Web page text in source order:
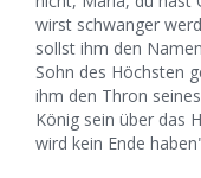
wirst schwanger
sollst ihm den
Sohn des Höchsten
ihm den Thron
König sein über das
wird kein Ende